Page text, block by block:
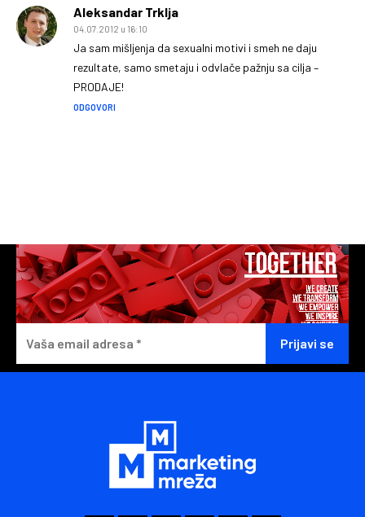
Aleksandar Trklja
04.07.2012 u 16:10
Ja sam mišljenja da sexualni motivi i smeh ne daju
rezultate, samo smetaju i odvlače pažnju sa cilja –
PRODAJE!
ODGOVORI